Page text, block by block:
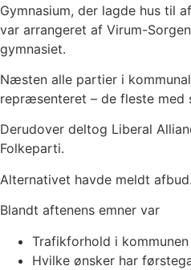
Gymnasium, der lagde hus til
var arrangeret af Virum-
gymnasiet.
Næsten alle partier i
repræsenteret – de fleste med
Derudover deltog Liberal
Folkeparti.
Alternativet havde meldt afbud.
Blandt aftenens emner var
Trafikforhold i
Hvilke ønsker har